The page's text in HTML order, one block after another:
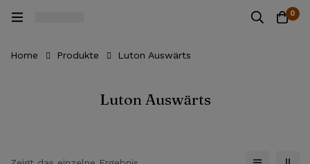
0
Home Produkte Luton Auswärts
Luton Auswärts